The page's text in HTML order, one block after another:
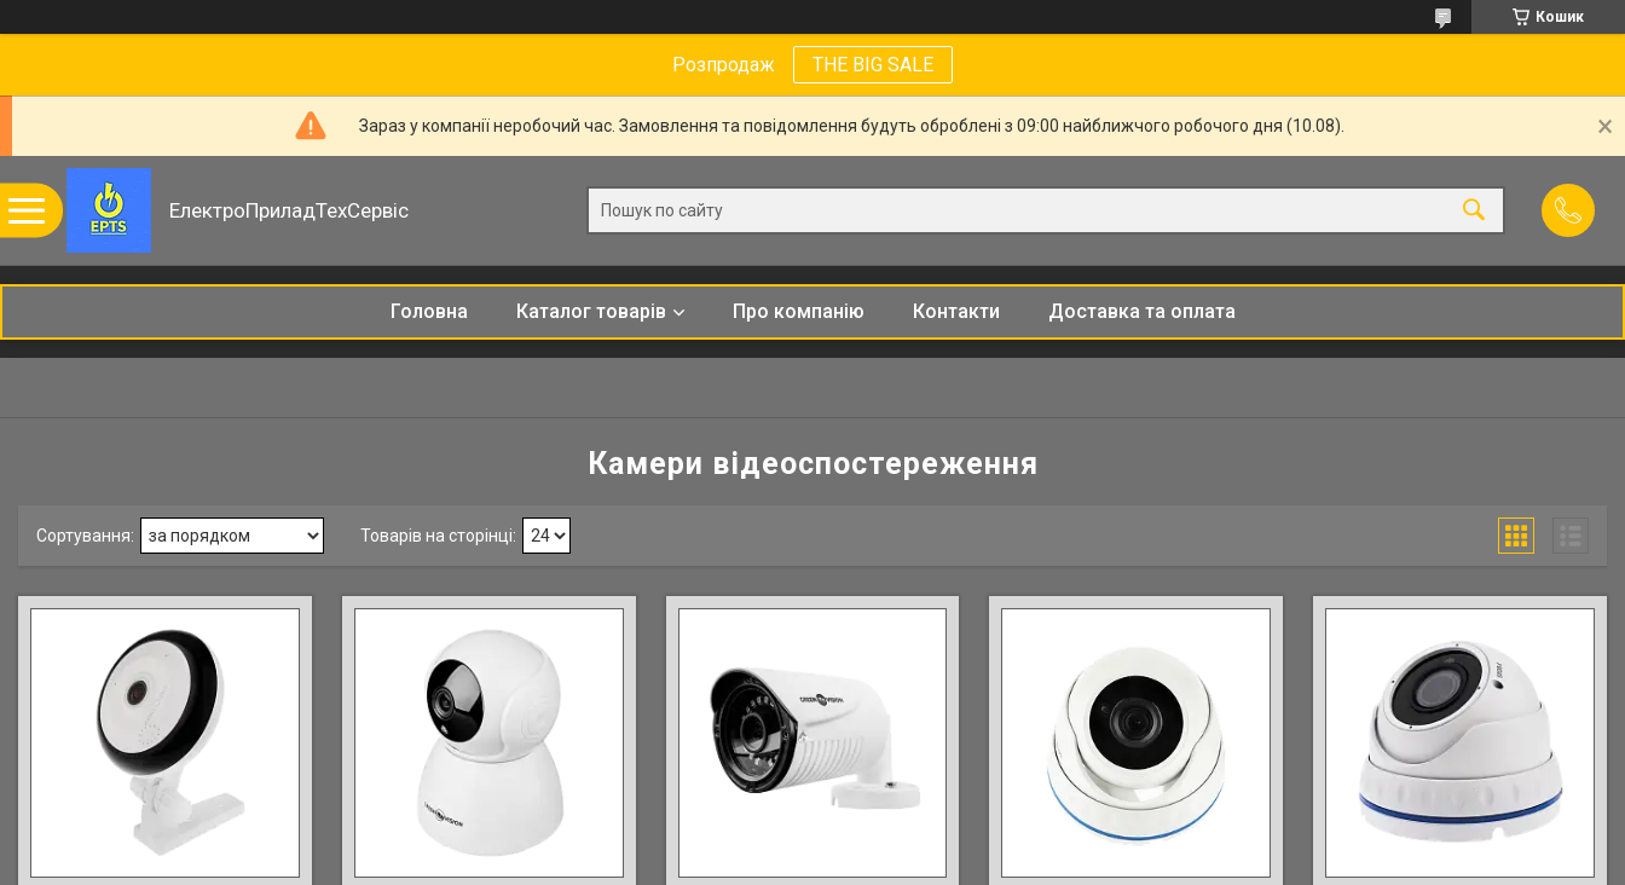
Кошик
Розпродаж THE BIG SALE
Зараз у компанії неробочий час. Замовлення та повідомлення будуть оброблені з 09:00 найближчого робочого дня (10.08).
ЕлектроПриладТехСервіс
Головна Каталог товарів Про компанію Контакти Доставка та оплата
Камери відеоспостереження